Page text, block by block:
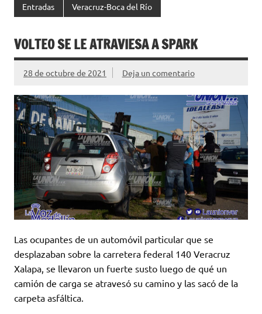
Entradas Veracruz-Boca del Río
VOLTEO SE LE ATRAVIESA A SPARK
28 de octubre de 2021 Deja un comentario
Las ocupantes de un automóvil particular que se
desplazaban sobre la carretera federal 140 Veracruz
Xalapa, se llevaron un fuerte susto luego de qué un
camión de carga se atravesó su camino y las sacó de la
carpeta asfáltica.